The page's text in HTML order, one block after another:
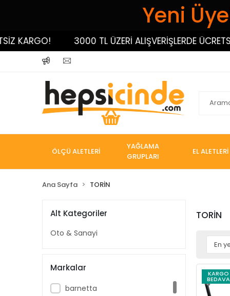
Yeni
3000 TL ÜZERİ ALIŞVERİŞLERDE ÜCRETSİZ
ÖLÇÜ ALETLERİ
YAĞLAMA
GRUPLARI
EL ALETLERİ
Ana Sayfa TORİN
Alt Kategoriler
Oto & Sanayi
Markalar
barnetta
TORİN
KARGO
BEDAVA